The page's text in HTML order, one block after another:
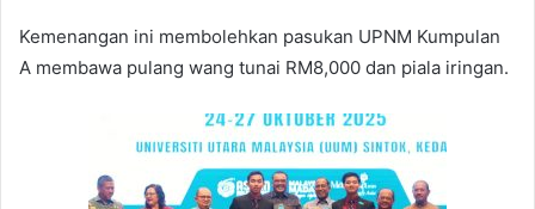
Kemenangan ini membolehkan pasukan UPNM Kumpulan
A membawa pulang wang tunai RM8,000 dan piala iringan.